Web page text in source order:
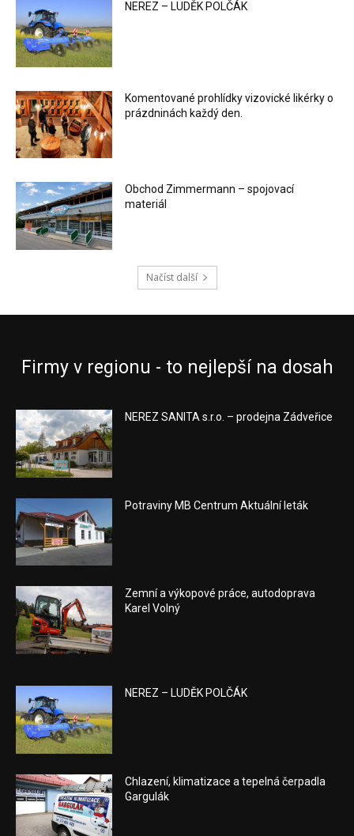
NEREZ – LUDĚK POLČÁK
Komentované prohlídky vizovické likérky o
prázdninách každý den.
Obchod Zimmermann – spojovací
materiál
Načíst další
Firmy v regionu - to nejlepší na dosah
NEREZ SANITA s.r.o. – prodejna Zádveřice
Potraviny MB Centrum Aktuální leták
Zemní a výkopové práce, autodoprava
Karel Volný
NEREZ – LUDĚK POLČÁK
Chlazení, klimatizace a tepelná čerpadla
Gargulák